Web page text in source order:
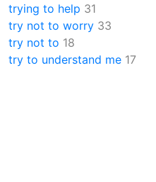
trying to help 31
try not to worry 33
try not to 18
try to understand me 17